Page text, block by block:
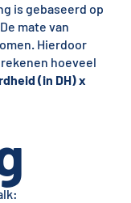
is gebaseerd op
mate van
Hierdoor
hoeveel
(in DH) x